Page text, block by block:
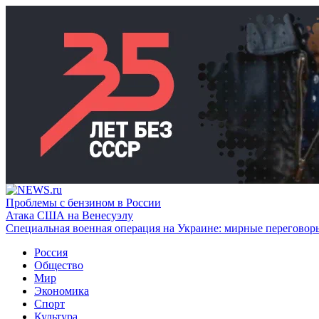
Проблемы с бензином в России
Атака США на Венесуэлу
Специальная военная операция на Украине: мирные
Россия
Общество
Мир
Экономика
Спорт
Культура